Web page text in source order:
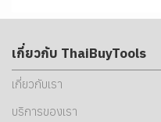
เกี่ยวกับ ThaiBuyTools
เกี่ยวกับเรา
บริการของเรา